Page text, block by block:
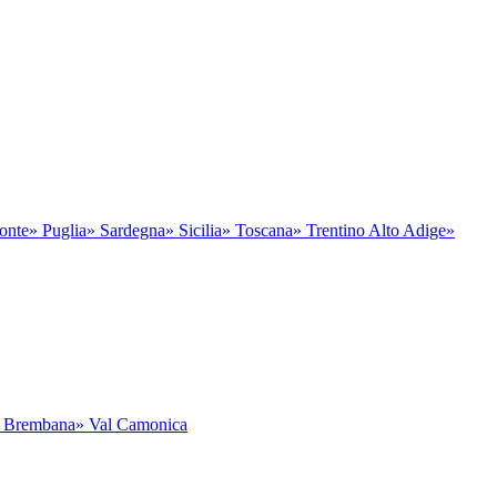
» Puglia» Sardegna» Sicilia» Toscana» Trentino Alto Adige»
» Val Camonica